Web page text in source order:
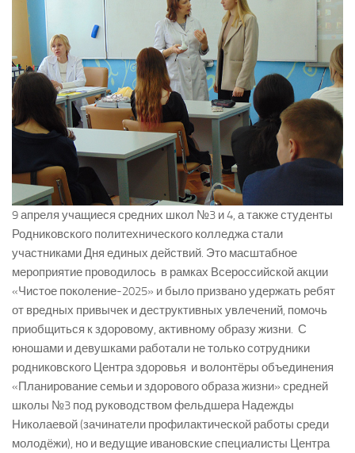
9 апреля учащиеся средних школ №3 и 4, а также студенты
Родниковского политехнического колледжа стали
участниками Дня единых действий. Это масштабное
мероприятие проводилось в рамках Всероссийской акции
«Чистое поколение-2025» и было призвано удержать ребят
от вредных привычек и деструктивных увлечений, помочь
приобщиться к здоровому, активному образу жизни. С
юношами и девушками работали не только сотрудники
родниковского Центра здоровья и волонтёры объединения
«Планирование семьи и здорового образа жизни» средней
школы №3 под руководством фельдшера Надежды
Николаевой (зачинатели профилактической работы среди
молодёжи), но и ведущие ивановские специалисты Центра